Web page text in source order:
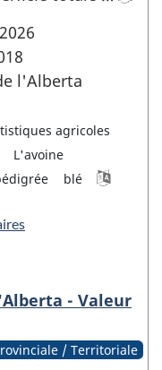
l'Alberta
agricoles
L'avoine
blé
- Valeur
/ Territoriale